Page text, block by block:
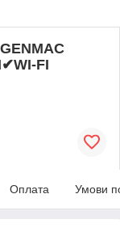
FI
Оплата Умови